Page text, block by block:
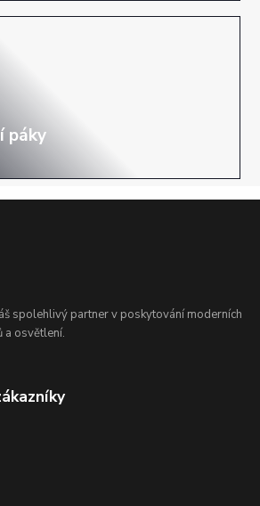
spolehlivý partner v poskytování moderních
a osvětlení.